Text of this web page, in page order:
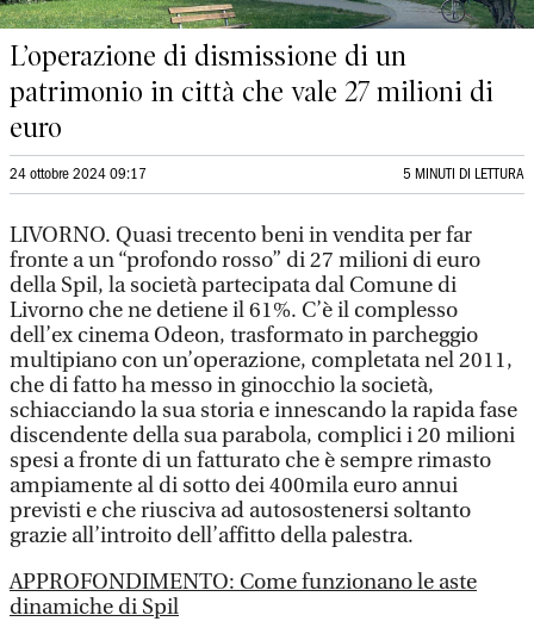
L’operazione di dismissione di un
patrimonio in città che vale 27 milioni di
euro
24 ottobre 2024 09:17 5 MINUTI DI LETTURA
LIVORNO. Quasi trecento beni in vendita per far
fronte a un “profondo rosso” di 27 milioni di euro
della Spil, la società partecipata dal Comune di
Livorno che ne detiene il 61%. C’è il complesso
dell’ex cinema Odeon, trasformato in parcheggio
multipiano con un’operazione, completata nel 2011,
che di fatto ha messo in ginocchio la società,
schiacciando la sua storia e innescando la rapida fase
discendente della sua parabola, complici i 20 milioni
spesi a fronte di un fatturato che è sempre rimasto
ampiamente al di sotto dei 400mila euro annui
previsti e che riusciva ad autosostenersi soltanto
grazie all’introito dell’affitto della palestra.
APPROFONDIMENTO: Come funzionano le aste
dinamiche di Spil